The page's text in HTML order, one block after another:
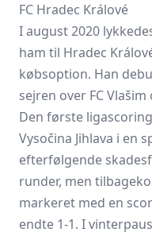
FC Hradec Králové
I august 2020
ham til Hradec
købsoption. Han
sejren over FC
Den første
Vysočina Jihlava i en
efterfølgende
runder, men
markeret med en
endte 1-1. I